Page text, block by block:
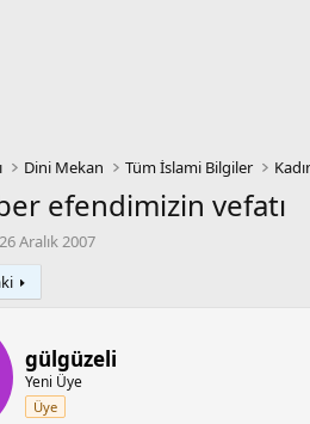
Dini Mekan Tüm İslami Bilgiler
efendimizin vefatı
B
n
26 Aralık 2007
gülgüzeli
Yeni Üye
Üye